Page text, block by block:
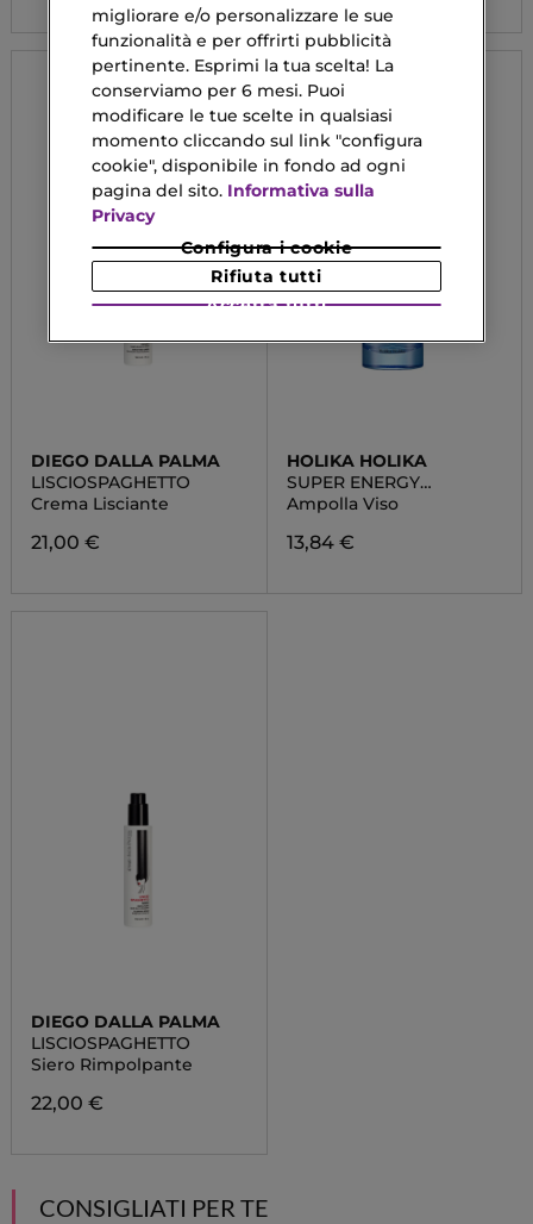
DIEGO DALLA PALMA
LISCIOSPAGHETTO
Crema Lisciante
21,00 €
HOLIKA HOLIKA
SUPER ENERGY
AMPOULE -
MOISTURIZING
Ampolla Viso
13,84 €
DIEGO DALLA PALMA
LISCIOSPAGHETTO
Siero Rimpolpante
22,00 €
CONSIGLIATI PER TE
migliorare e/o personalizzare le sue
funzionalità e per offrirti pubblicità
pertinente. Esprimi la tua scelta! La
conserviamo per 6 mesi. Puoi
modificare le tue scelte in qualsiasi
momento cliccando sul link "configura
cookie", disponibile in fondo ad ogni
pagina del sito. Informativa sulla
Privacy
Configura i cookie
Rifiuta tutti
Accetta tutti